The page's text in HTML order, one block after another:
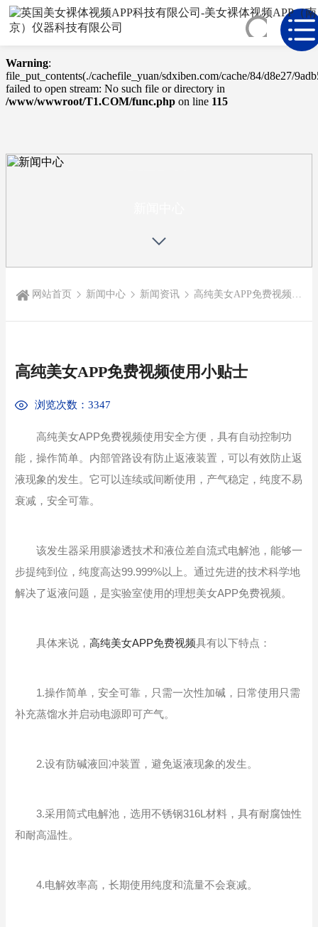
Warning: mkdir(): No space left on device in
/www/wwwroot/T1.COM/func.php
Warning:
file_put_contents(./cachefile_yuan/sdxiben.com/cache/84/d8e27/
failed to open stream: No such file or directory in
/www/wwwroot/T1.COM/func.php on line 115
网站首页 新闻中心 新闻资讯 高纯美女APP免费视频使用小贴士
高纯美女APP免费视频使用小贴士
浏览次数：3347
高纯美女APP免费视频使用安全方便，具有自动控制功
能，操作简单。内部管路设有防止返液装置，可以有效防止返
液现象的发生。它可以连续或间断使用，产气稳定，纯度不易
衰减，安全可靠。
该发生器采用膜渗透技术和液位差自流式电解池，能够一
步提纯到位，纯度高达99.999%以上。通过先进的技术科学地
解决了返液问题，是实验室使用的理想美女APP免费视频。
具体来说， 高纯美女APP免费视频具有以下特点：
1.操作简单，安全可靠，只需一次性加碱，日常使用只需
补充蒸馏水并启动电源即可产气。
2.设有防碱液回冲装置，避免返液现象的发生。
3.采用筒式电解池，选用不锈钢316L材料，具有耐腐蚀性
和耐高温性。
4.电解效率高，长期使用纯度和流量不会衰减。